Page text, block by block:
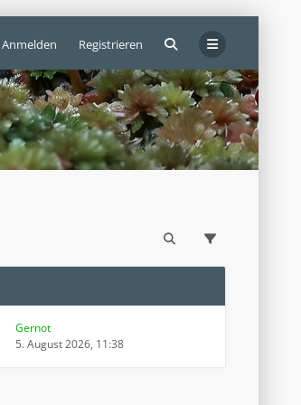
Anmelden Registrieren
Gernot
5. August 2026, 11:38